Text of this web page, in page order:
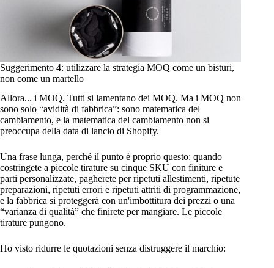
Suggerimento 4: utilizzare la strategia MOQ come un bisturi,
non come un martello
Allora... i MOQ. Tutti si lamentano dei MOQ. Ma i MOQ non
sono solo “avidità di fabbrica”: sono matematica del
cambiamento, e la matematica del cambiamento non si
preoccupa della data di lancio di Shopify.
Una frase lunga, perché il punto è proprio questo: quando
costringete a piccole tirature su cinque SKU con finiture e
parti personalizzate, pagherete per ripetuti allestimenti, ripetute
preparazioni, ripetuti errori e ripetuti attriti di programmazione,
e la fabbrica si proteggerà con un'imbottitura dei prezzi o una
“varianza di qualità” che finirete per mangiare. Le piccole
tirature pungono.
Ho visto ridurre le quotazioni senza distruggere il marchio: